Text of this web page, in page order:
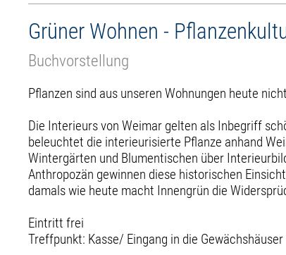
Grüner Wohnen -
Buchvorstellung
Pflanzen sind aus unseren Wohnungen heute
Die Interieurs von Weimar gelten als Inbegriff
beleuchtet die interieurisierte Pflanze anhand
Wintergärten und Blumentischen über
Anthropozän gewinnen diese historischen
damals wie heute macht Innengrün die
Eintritt frei
Treffpunkt: Kasse/ Eingang in die Gewächshäuser